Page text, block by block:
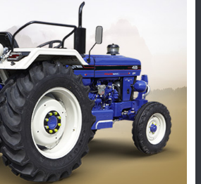
अन्य
लाड़ली बहना योजना की 36वीं किस्त जारी, करोड़ों महिलाओं के
खातों में पहुंचे 1500 रुपये
16-May-2026